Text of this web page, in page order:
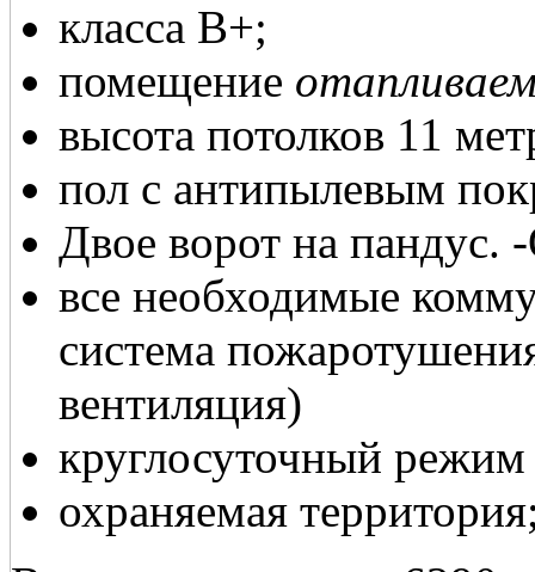
класса В+;
помещение
высота потолков 11
пол с антипылевым
Двое ворот на пандус.
все необходимые
система
вентиляция)
круглосуточный
охраняемая